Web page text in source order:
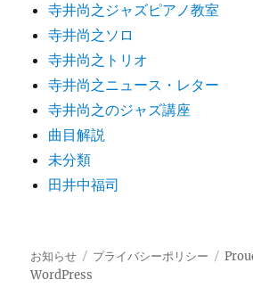
寺井尚之ジャズピアノ教室
寺井尚之ソロ
寺井尚之トリオ
寺井尚之ニュース・レター
寺井尚之のジャズ講座
曲目解説
未分類
田井中福司
お知らせ プライバシーポリシー
WordPress